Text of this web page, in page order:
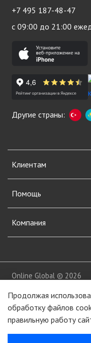
Клиентам
Помощь
Компания
+7 495 187-48-47
с 09:00 до 21:00
Другие страны:
Online Global © 2026
Продолжая
обработку файлов
правильную работу